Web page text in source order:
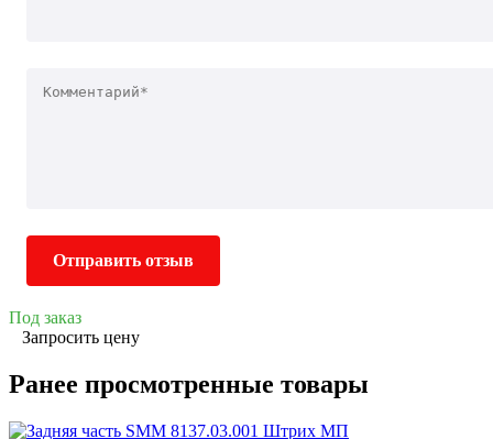
Отправить отзыв
Под заказ
Запросить цену
Ранее просмотренные товары